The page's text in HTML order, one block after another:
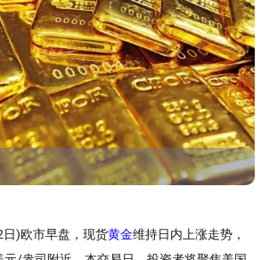
)欧市早盘，现货黄金维持日内上涨走势，